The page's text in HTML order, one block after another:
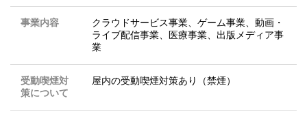
事業内容
クラウドサービス事業、ゲーム事業、動画・
ライブ配信事業、医療事業、出版メディア事
業
受動喫煙対
策について
屋内の受動喫煙対策あり（禁煙）